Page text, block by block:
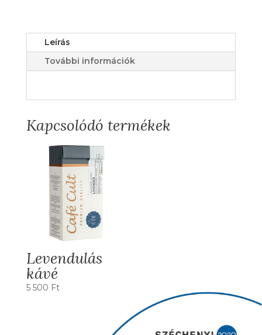
Leírás
További információk
Kapcsolódó termékek
Levendulás
kávé
5 500 Ft